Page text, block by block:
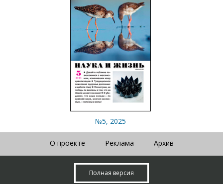
№5, 2025
О проекте Реклама Архив
Полная версия